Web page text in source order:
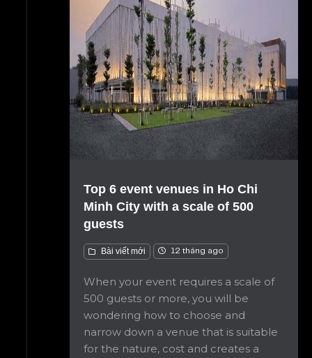
Top 6 event venues in Ho Chi
Minh City with a scale of 500
guests
Bài viết mới 12 tháng ago
When your event requires a scale of
500 guests or more, you will be
wondering how to choose and
narrow down a venue that is suitable
for the nature, cost and creates a